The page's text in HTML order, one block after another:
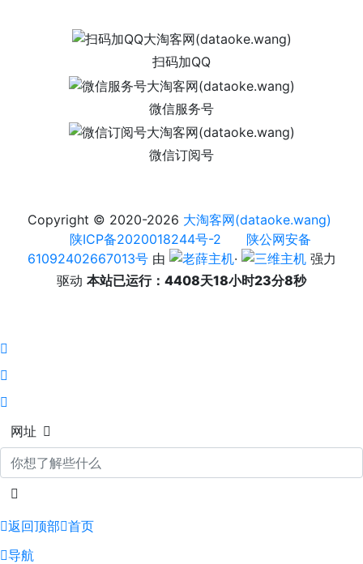
扫码加QQ
微信服务号
微信订阅号
Copyright © 2020-2026 大淘客网(dataoke.wang)
陕ICP备2020018244号-2
陕公网安备
61092402667013号由 ·
强力
驱动 本站已运行：4408天18小时23分8秒
网址
返回顶部 首页
导航